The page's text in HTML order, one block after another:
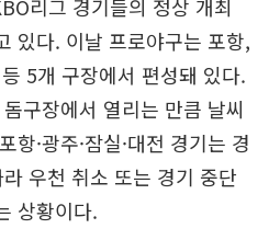
리그 경기들의 정상 개최
있다. 이날 프로야구는 포항,
5개 구장에서 편성돼 있다.
구장에서 열리는 만큼 날씨
항·광주·잠실·대전 경기는 경
우천 취소 또는 경기 중단
상황이다.